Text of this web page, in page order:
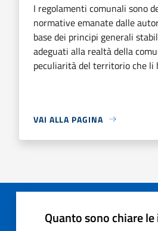
I regolamenti comunali sono
normative emanate dalle
base dei principi generali
adeguati alla realtà della
peculiarità del territorio che li
VAI ALLA PAGINA
Quanto sono chiare